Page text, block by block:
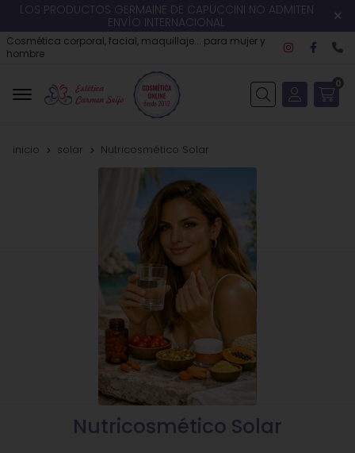
LOS PRODUCTOS GERMAINE DE CAPUCCINI NO ADMITEN
ENVÍO INTERNACIONAL
Cosmética corporal, facial, maquillaje... para mujer y
hombre
Buscar
0
inicio solar Nutricosmético Solar
Nutricosmético Solar